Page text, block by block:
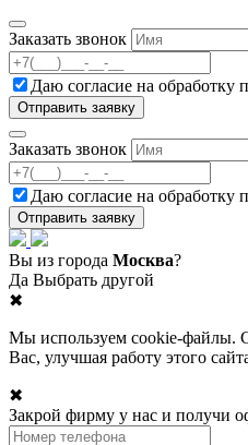
Заказать звонок
Даю согласие на обработку
Заказать звонок
Даю согласие на обработку
Вы из города Москва?
Да Выбрать другой
✖
Мы используем cookie-файлы.
Вас, улучшая работу этого
✖
Закрой фирму у нас и получи